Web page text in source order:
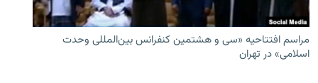
مراسم افتتاحیه «سی و هشتمین کنفرانس بین‌المللی وحدت
اسلامی» در تهران